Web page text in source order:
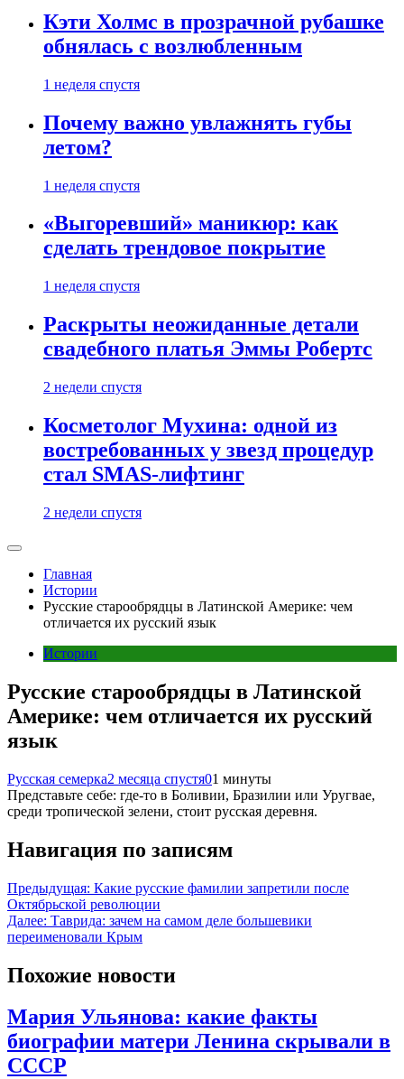
Кэти Холмс в прозрачной рубашке
обнялась с возлюбленным
1 неделя спустя
Почему важно увлажнять губы
летом?
1 неделя спустя
«Выгоревший» маникюр: как
сделать трендовое покрытие
1 неделя спустя
Раскрыты неожиданные детали
свадебного платья Эммы Робертс
2 недели спустя
Косметолог Мухина: одной из
востребованных у звезд процедур
стал SMAS-лифтинг
2 недели спустя
Главная
Истории
Русские старообрядцы в Латинской Америке: чем
отличается их русский язык
Истории
Русские старообрядцы в Латинской
Америке: чем отличается их русский
язык
Русская семерка2 месяца спустя01 минуты
Представьте себе: где-то в Боливии, Бразилии или Уругвае,
среди тропической зелени, стоит русская деревня.
Навигация по записям
Предыдущая: Какие русские фамилии запретили после
Октябрьской революции
Далее: Таврида: зачем на самом деле большевики
переименовали Крым
Похожие новости
Мария Ульянова: какие факты
биографии матери Ленина скрывали в
СССР